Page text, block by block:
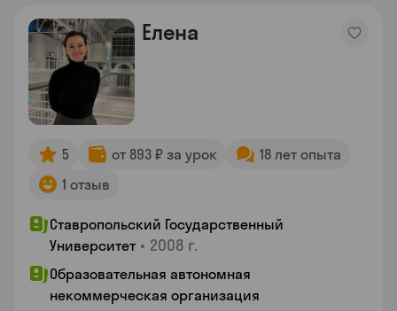
Елена
5 от 893 ₽ за урок
18 лет опыта
1 отзыв
Ставропольский Государственный
Университет • 2008 г.
Образовательная автономная
некоммерческая организация